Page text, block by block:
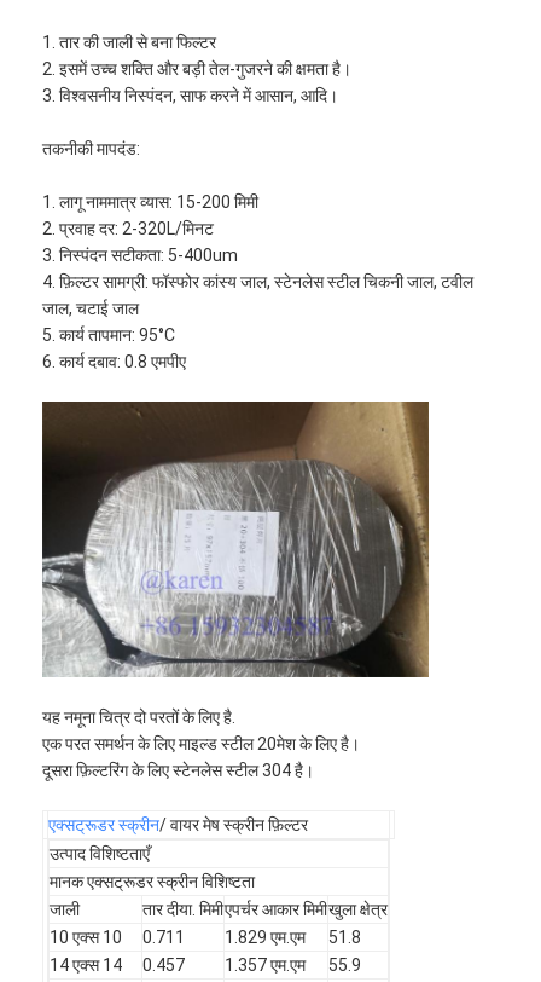
होम
उत्पाद
हमारे बारे में
1. तार की जाली से बना फिल्टर
2. इसमें उच्च शक्ति और बड़ी तेल-गुजरने की क्षमता है।
3. विश्वसनीय निस्पंदन, साफ करने में आसान, आदि।
तकनीकी मापदंड:
1. लागू नाममात्र व्यास: 15-200 मिमी
2. प्रवाह दर: 2-320L/मिनट
3. निस्पंदन सटीकता: 5-400um
4. फ़िल्टर सामग्री: फॉस्फोर कांस्य जाल, स्टेनलेस स्टील चिकनी जाल, टवील
जाल, चटाई जाल
5. कार्य तापमान: 95°C
6. कार्य दबाव: 0.8 एमपीए
यह नमूना चित्र दो परतों के लिए है.
एक परत समर्थन के लिए माइल्ड स्टील 20मेश के लिए है।
दूसरा फ़िल्टरिंग के लिए स्टेनलेस स्टील 304 है।
एक्सट्रूडर स्क्रीन/ वायर मेष स्क्रीन फ़िल्टर
उत्पाद विशिष्टताएँ
मानक एक्सट्रूडर स्क्रीन विशिष्टता
जाली
तार दीया. मिमीएपर्चर आकार मिमीखुला क्षेत्र
10 एक्स 10
0.711 1.829 एम.एम
51.8
14 एक्स 14
0.457 1.357 एम.एम
55.9